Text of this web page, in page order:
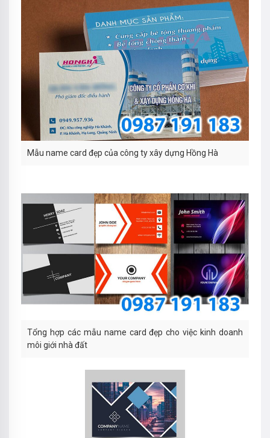
Mẫu name card đẹp của công ty xây dựng Hồng Hà
Tổng hợp các mẫu name card đẹp cho việc kinh doanh
môi giới nhà đất